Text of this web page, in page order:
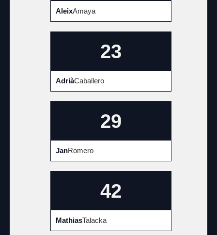
AleixAmaya
23
AdriàCaballero
29
JanRomero
42
MathiasTalacka